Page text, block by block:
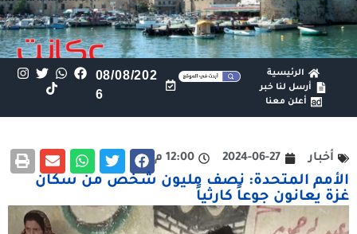
الرئيسية
أرسل لنا خبر
أعلن معنا
08/08/202
6
أخبار 2024-06-27 12:00 م
الأمم المتحدة: نصف مليون شخص من سكان
غزة يعانون جوعاً كارثياً